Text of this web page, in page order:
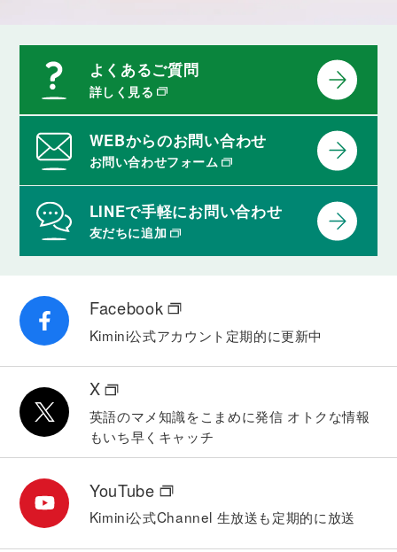
Lesson 38
建物１
「建物」をテーマに語彙・フレーズを学習
し、それらを使って講師と会話の練習を行い
ます。
Lesson 39
予定・計画
「予定・計画」をテーマに語彙・フレーズを
学習し、それらを使って講師と会話の練習を
行います。
これまでに学習した内容をおさらいします。
交通手段２
「交通手段」をテーマに語彙・フレーズを学
います。
Lesson 42
「旅行」をテーマに語彙・フレーズを学習
し、それらを使って講師と会話の練習を行い
ます。
よくあるご質問
詳しく見る
WEBからのお問い合わせ
お問い合わせフォーム
LINEで手軽にお問い合わせ
友だちに追加
Facebook
Kimini公式アカウント 定期的に更新中
X
英語のマメ知識をこまめに発信 オトクな情報
もいち早くキャッチ
YouTube
Kimini公式Channel 生放送も定期的に放送